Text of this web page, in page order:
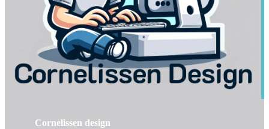
Cornelissen design